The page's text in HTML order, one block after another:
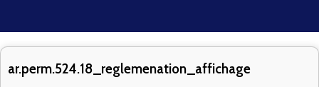
ET
ar.perm.524.18_reglemenation_affichage